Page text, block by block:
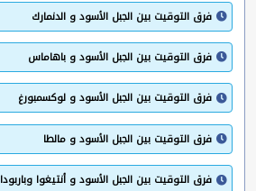
فرق التوقيت بين الجبل الأسود و الدنمارك
فرق التوقيت بين الجبل الأسود و باهاماس
فرق التوقيت بين الجبل الأسود و لوكسمبورغ
فرق التوقيت بين الجبل الأسود و مالطا
فرق التوقيت بين الجبل الأسود و أنتيغوا وباربودا